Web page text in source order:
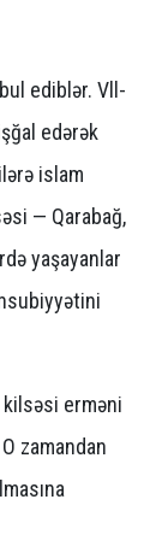
ediblər. Vll-
edərək
islam
— Qarabağ,
yaşayanlar
erməni
zamandan